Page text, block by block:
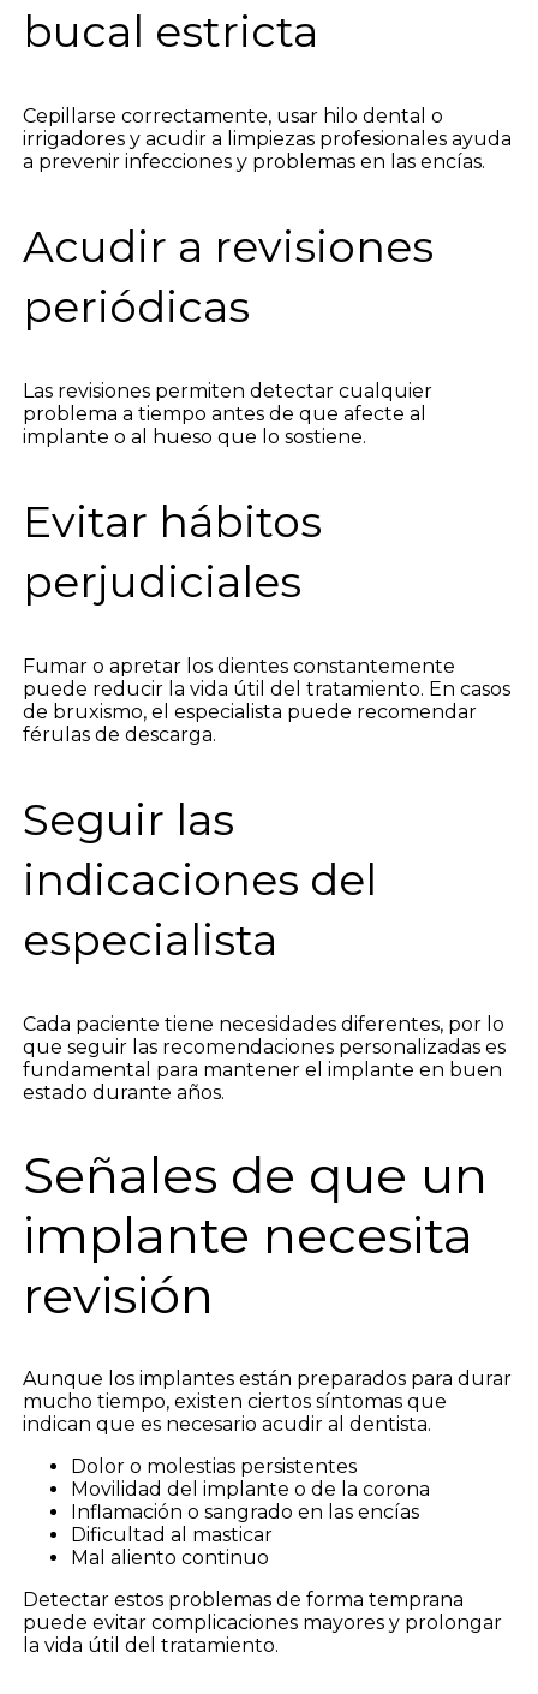
bucal estricta
Cepillarse correctamente, usar hilo dental o
irrigadores y acudir a limpiezas profesionales ayuda
a prevenir infecciones y problemas en las encías.
Acudir a revisiones
periódicas
Las revisiones permiten detectar cualquier
problema a tiempo antes de que afecte al
implante o al hueso que lo sostiene.
Evitar hábitos
perjudiciales
Fumar o apretar los dientes constantemente
puede reducir la vida útil del tratamiento. En casos
de bruxismo, el especialista puede recomendar
férulas de descarga.
Seguir las
indicaciones del
especialista
Cada paciente tiene necesidades diferentes, por lo
que seguir las recomendaciones personalizadas es
fundamental para mantener el implante en buen
estado durante años.
Señales de que un
implante necesita
revisión
Aunque los implantes están preparados para durar
mucho tiempo, existen ciertos síntomas que
indican que es necesario acudir al dentista.
Dolor o molestias persistentes
Movilidad del implante o de la corona
Inflamación o sangrado en las encías
Dificultad al masticar
Mal aliento continuo
Detectar estos problemas de forma temprana
puede evitar complicaciones mayores y prolongar
la vida útil del tratamiento.